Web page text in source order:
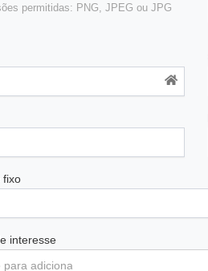
permitidas: PNG, JPEG ou JPG
fixo
interesse